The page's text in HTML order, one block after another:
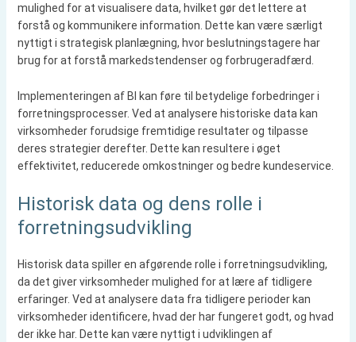
mulighed for at visualisere data, hvilket gør det lettere at
forstå og kommunikere information. Dette kan være særligt
nyttigt i strategisk planlægning, hvor beslutningstagere har
brug for at forstå markedstendenser og forbrugeradfærd.
Implementeringen af BI kan føre til betydelige forbedringer i
forretningsprocesser. Ved at analysere historiske data kan
virksomheder forudsige fremtidige resultater og tilpasse
deres strategier derefter. Dette kan resultere i øget
effektivitet, reducerede omkostninger og bedre kundeservice.
Historisk data og dens rolle i
forretningsudvikling
Historisk data spiller en afgørende rolle i forretningsudvikling,
da det giver virksomheder mulighed for at lære af tidligere
erfaringer. Ved at analysere data fra tidligere perioder kan
virksomheder identificere, hvad der har fungeret godt, og hvad
der ikke har. Dette kan være nyttigt i udviklingen af